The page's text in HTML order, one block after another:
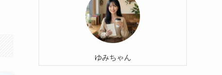
ゆみちゃん